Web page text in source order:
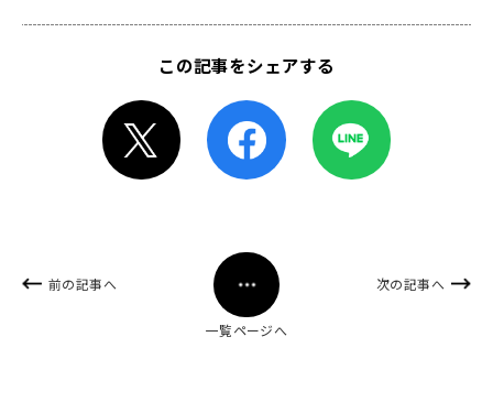
この記事をシェアする
前の記事へ
一覧ページへ
次の記事へ